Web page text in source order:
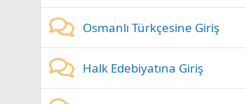
Osmanlı Türkçesine Giriş
Halk Edebiyatına Giriş